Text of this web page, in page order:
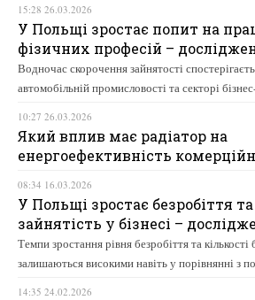
15:28 26.03.2026
У Польщі зростає попит на
фізичних професій –
Водночас скорочення зайнятості
автомобільній промисловості та секторі
10:27 26.03.2026
Який вплив має радіатор на
енергоефективність
08:34 16.03.2026
У Польщі зростає безробіття
зайнятість у бізнесі –
Темпи зростання рівня безробіття та кількості
залишаються високими навіть у порівнянні з
14:35 24.02.2026